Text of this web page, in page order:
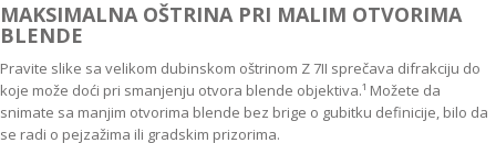
MAKSIMALNA OŠTRINA PRI MALIM OTVORIMA
BLENDE
Pravite slike sa velikom dubinskom oštrinom Z 7II sprečava difrakciju do
koje može doći pri smanjenju otvora blende objektiva.¹ Možete da
snimate sa manjim otvorima blende bez brige o gubitku definicije, bilo da
se radi o pejzažima ili gradskim prizorima.